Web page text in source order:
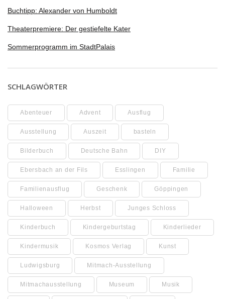
Buchtipp: Alexander von Humboldt
Theaterpremiere: Der gestiefelte Kater
Sommerprogramm im StadtPalais
SCHLAGWÖRTER
Abenteuer Advent Ausflug
Ausstellung Auszeit basteln
Bilderbuch Deutsche Bahn DIY
Ebersbach an der Fils Esslingen Familie
Familienausflug Geschenk Göppingen
Halloween Herbst Junges Schloss
Kinderbuch Kindergeburtstag Kinderlieder
Kindermusik Kosmos Verlag Kunst
Ludwigsburg Mitmach-Ausstellung
Mitmachausstellung Museum Musik